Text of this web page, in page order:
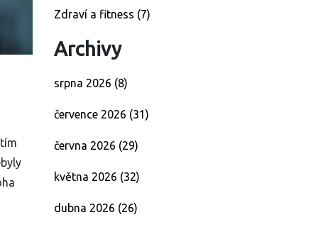
Zdraví a fitness (7)
Archivy
srpna 2026 (8)
července 2026 (31)
června 2026 (29)
května 2026 (32)
dubna 2026 (26)